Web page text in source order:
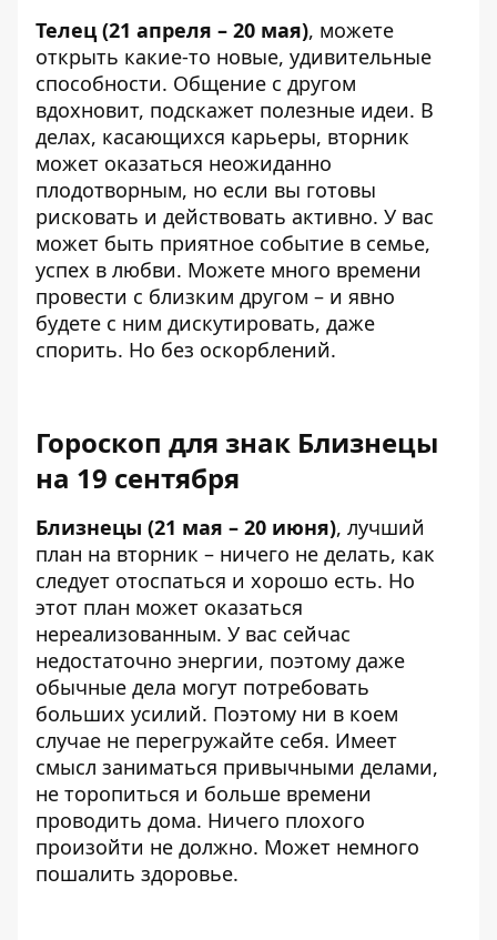
Телец (21 апреля – 20 мая), можете
открыть какие-то новые, удивительные
способности. Общение с другом
вдохновит, подскажет полезные идеи. В
делах, касающихся карьеры, вторник
может оказаться неожиданно
плодотворным, но если вы готовы
рисковать и действовать активно. У вас
может быть приятное событие в семье,
успех в любви. Можете много времени
провести с близким другом – и явно
будете с ним дискутировать, даже
спорить. Но без оскорблений.
Гороскоп для знак Близнецы
на 19 сентября
Близнецы (21 мая – 20 июня), лучший
план на вторник – ничего не делать, как
следует отоспаться и хорошо есть. Но
этот план может оказаться
нереализованным. У вас сейчас
недостаточно энергии, поэтому даже
обычные дела могут потребовать
больших усилий. Поэтому ни в коем
случае не перегружайте себя. Имеет
смысл заниматься привычными делами,
не торопиться и больше времени
проводить дома. Ничего плохого
произойти не должно. Может немного
пошалить здоровье.